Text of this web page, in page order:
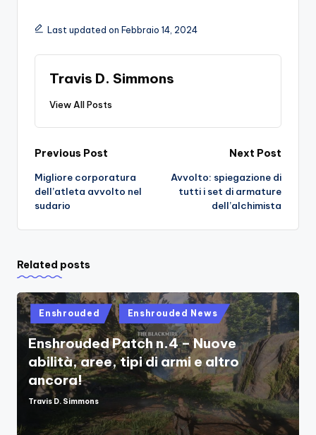
Last updated on Febbraio 14, 2024
Travis D. Simmons
View All Posts
Post
navigation
Previous Post
Migliore corporatura
dell’atleta avvolto nel
sudario
Next Post
Avvolto: spiegazione di
tutti i set di armature
dell’alchimista
Related posts
Posted
in
Enshrouded Enshrouded News
Enshrouded Patch n.4 – Nuove
abilità, aree, tipi di armi e altro
ancora!
Posted
Travis D. Simmons